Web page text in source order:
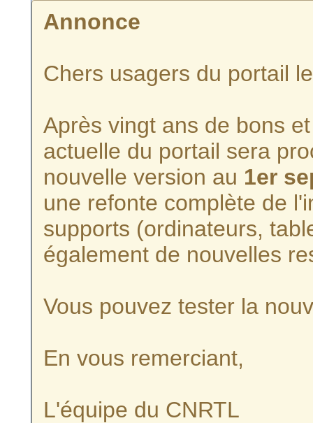
Annonce
Chers usagers du portail
Après vingt ans de bons
actuelle du portail sera
nouvelle version au 1er
une refonte complète de
supports (ordinateurs,
également de nouvelles
Vous pouvez tester la
En vous remerciant,
L'équipe du CNRTL